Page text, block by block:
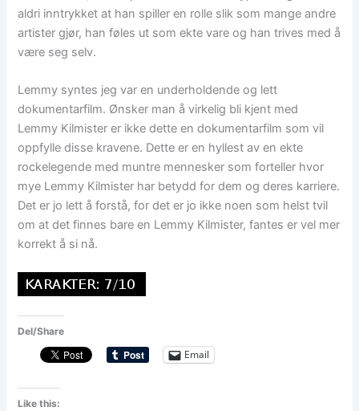
aldri inntrykket at han spiller en rolle slik som mange andre
artister gjør, han føles ut som ekte vare og han trives med å
være seg selv.
Lemmy syntes jeg var en underholdende og lett
dokumentarfilm. Ønsker man å virkelig bli kjent med
Lemmy Kilmister er ikke dette en dokumentarfilm som vil
oppfylle disse kravene. Dette er en hyllest av en ekte
rockelegende med muntre mennesker som forteller hvor
mye Lemmy Kilmister har betydd for dem og deres karriere.
Det er jo lett å forstå, for det er jo ikke noen som helst tvil
om at det finnes bare en Lemmy Kilmister, fantes er vel mer
korrekt å si nå.
Del/Share
Email
Like this: